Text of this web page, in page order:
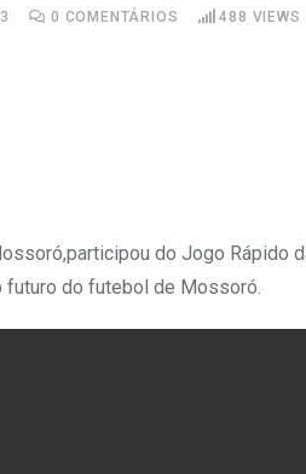
0 COMENTÁRIOS 488 VIEWS
do Jogo Rápido
futuro do futebol de Mossoró.